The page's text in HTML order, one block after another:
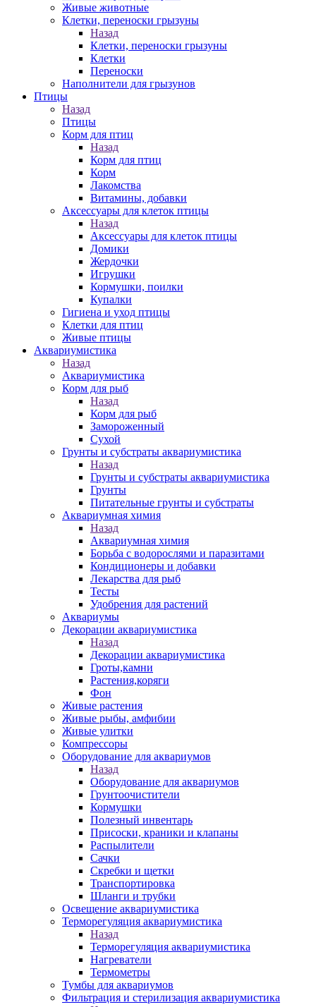
Живые животные
Клетки, переноски грызуны
Назад
Клетки, переноски грызуны
Клетки
Переноски
Наполнители для грызунов
Птицы
Назад
Птицы
Корм для птиц
Назад
Корм для птиц
Корм
Лакомства
Витамины, добавки
Аксессуары для клеток птицы
Назад
Аксессуары для клеток птицы
Домики
Жердочки
Игрушки
Кормушки, поилки
Купалки
Гигиена и уход птицы
Клетки для птиц
Живые птицы
Аквариумистика
Назад
Аквариумистика
Корм для рыб
Назад
Корм для рыб
Замороженный
Сухой
Грунты и субстраты аквариумистика
Назад
Грунты и субстраты аквариумистика
Грунты
Питательные грунты и субстраты
Аквариумная химия
Назад
Аквариумная химия
Борьба с водорослями и паразитами
Кондиционеры и добавки
Лекарства для рыб
Тесты
Удобрения для растений
Аквариумы
Декорации аквариумистика
Назад
Декорации аквариумистика
Гроты,камни
Растения,коряги
Фон
Живые растения
Живые рыбы, амфибии
Живые улитки
Компрессоры
Оборудование для аквариумов
Назад
Оборудование для аквариумов
Грунтоочистители
Кормушки
Полезный инвентарь
Присоски, краники и клапаны
Распылители
Сачки
Скребки и щетки
Транспортировка
Шланги и трубки
Освещение аквариумистика
Терморегуляция аквариумистика
Назад
Терморегуляция аквариумистика
Нагреватели
Термометры
Тумбы для аквариумов
Фильтрация и стерилизация аквариумистика